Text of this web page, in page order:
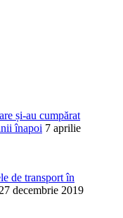
și-au cumpărat
înapoi 7 aprilie
de transport în
27 decembrie 2019